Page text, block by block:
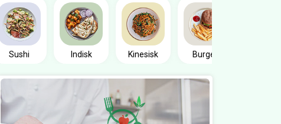
Sushi Indisk Kinesisk Burger